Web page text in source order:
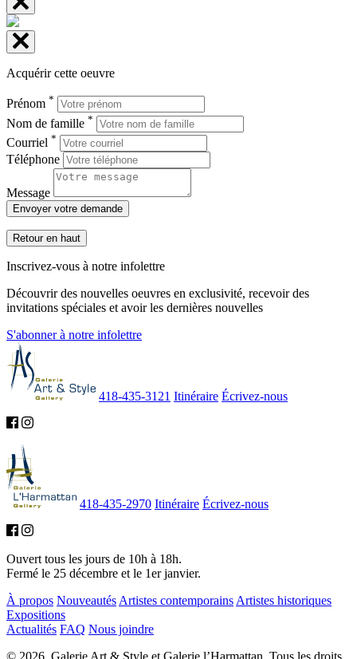
Acquérir cette oeuvre
Prénom *
Nom de famille *
Courriel *
Téléphone
Message
Envoyer votre demande
Retour en haut
Inscrivez-vous à notre infolettre
Découvrir des nouvelles oeuvres en exclusivité, recevoir des
invitations spéciales et avoir les dernières nouvelles
S'abonner à notre infolettre
418-435-3121 Itinéraire Écrivez-nous
418-435-2970 Itinéraire Écrivez-nous
Ouvert tous les jours de 10h à 18h.
Fermé le 25 décembre et le 1er janvier.
À propos Nouveautés Artistes contemporains Artistes historiques
Expositions
Actualités FAQ Nous joindre
© 2026. Galerie Art & Style et Galerie l’Harmattan. Tous les droits